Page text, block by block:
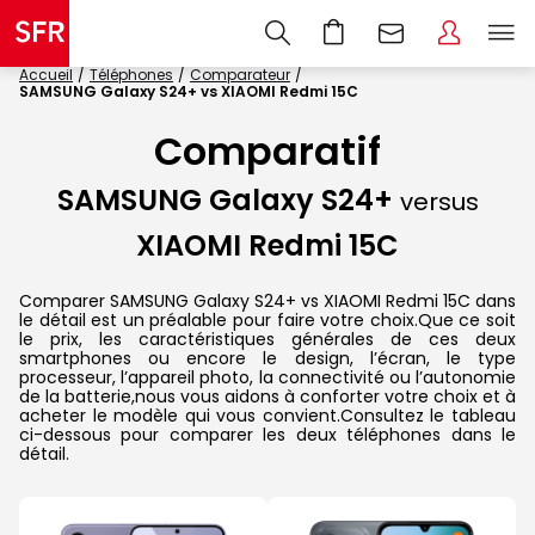
Accueil Téléphones
Comparateur
SAMSUNG Galaxy S24+ vs XIAOMI Redmi 15C
Comparatif
SAMSUNG Galaxy S24+ versus
XIAOMI Redmi 15C
Comparer SAMSUNG Galaxy S24+ vs XIAOMI Redmi 15C dans
le détail est un préalable pour faire votre choix.Que ce soit
le prix, les caractéristiques générales de ces deux
smartphones ou encore le design, l’écran, le type
processeur, l’appareil photo, la connectivité ou l’autonomie
de la batterie,nous vous aidons à conforter votre choix et à
acheter le modèle qui vous convient.Consultez le tableau
ci-dessous pour comparer les deux téléphones dans le
détail.